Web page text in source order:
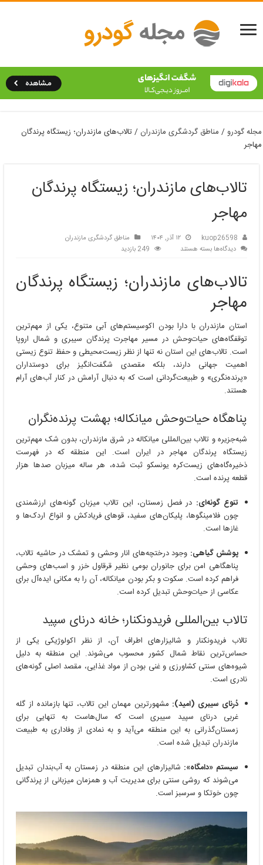
مجله گودرو / مناطق گردشگری مازندران/تالاب‌های مازندران؛ زیستگاه پرندگان
مهاجر
تالاب‌های مازندران؛ زیستگاه پرندگان
مهاجر
kuop26598 ۱۲ آذر, ۱۴۰۴
مناطق گردشگری مازندران
دیدگاه‌هابرای
زیستگاه
پرندگان
بسته هستند 249 بازدید
تالاب‌های مازندران؛ زیستگاه پرندگان
مهاجر
استان مازندران با دارا بودن اکوسیستم‌های آبی متنوع، یکی از مهم‌ترین
توقفگاه‌های حیات‌وحش در مسیر مهاجرت پرندگان سیبری و شمال اروپا
است. تالاب‌های این استان نه تنها از نظر زیست‌محیطی و حفظ تنوع زیستی
اهمیت جهانی دارند، بلکه مقصدی شگفت‌انگیز برای دوستداران
«پرنده‌نگری» و طبیعت‌گردانی است که به دنبال آرامش در کنار آب‌های آرام
هستند.
پناهگاه حیات‌وحش میانکاله؛ بهشت پرنده‌نگران
شبه‌جزیره و تالاب بین‌المللی میانکاله در شرق مازندران، بدون شک مهم‌ترین
زیستگاه پرندگان مهاجر در ایران است. این منطقه که در فهرست
ذخیره‌گاه‌های زیست‌کره یونسکو ثبت شده، هر ساله میزبان صدها هزار
قطعه پرنده است.
تنوع گونه‌ای: در فصل زمستان، این تالاب میزبان گونه‌های ارزشمندی
چون فلامینگوها، پلیکان‌های سفید، قوهای فریادکش و انواع اردک‌ها و
غازها است.
پوشش گیاهی: وجود درختچه‌های انار وحشی و تمشک در حاشیه تالاب،
پناهگاهی امن برای جانوران بومی نظیر قرقاول خزر و اسب‌های وحشی
فراهم کرده است. سکوت و بکر بودن میانکاله، آن را به مکانی ایده‌آل برای
عکاسی از حیات‌وحش تبدیل کرده است.
تالاب بین‌المللی فریدونکنار؛ خانه درنای سپید
تالاب فریدونکنار و شالیزارهای اطراف آن، از نظر اکولوژیکی یکی از
حساس‌ترین نقاط شمال کشور محسوب می‌شوند. این منطقه به دلیل
شیوه‌های سنتی کشاورزی و غنی بودن از مواد غذایی، مقصد اصلی گونه‌های
نادری است.
دُرنای سیبری (امید): مشهورترین مهمان این تالاب، تنها بازمانده از گله
غربی درنای سپید سیبری است که سال‌هاست به تنهایی برای
زمستان‌گذرانی به این منطقه می‌آید و به نمادی از وفاداری به طبیعت
مازندران تبدیل شده است.
سیستم «دامگاه»: شالیزارهای این منطقه در زمستان به آب‌بندان تبدیل
می‌شوند که روشی سنتی برای مدیریت آب و همزمان میزبانی از پرندگانی
چون خوتکا و سرسبز است.